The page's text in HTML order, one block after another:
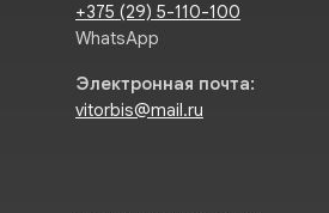
+375 (29) 5-110-100
WhatsApp
Электронная почта:
vitorbis@mail.ru